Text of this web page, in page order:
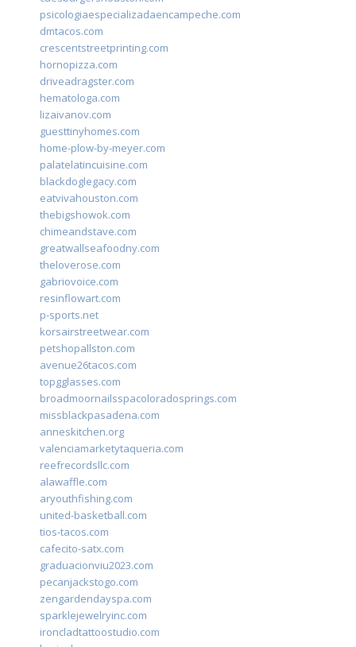
psicologiaespecializadaencampeche.com
dmtacos.com
crescentstreetprinting.com
hornopizza.com
driveadragster.com
hematologa.com
lizaivanov.com
guesttinyhomes.com
home-plow-by-meyer.com
palatelatincuisine.com
blackdoglegacy.com
eatvivahouston.com
thebigshowok.com
chimeandstave.com
greatwallseafoodny.com
theloverose.com
gabriovoice.com
resinflowart.com
p-sports.net
korsairstreetwear.com
petshopallston.com
avenue26tacos.com
topgglasses.com
broadmoornailsspacoloradosprings.com
missblackpasadena.com
anneskitchen.org
valenciamarketytaqueria.com
reefrecordsllc.com
alawaffle.com
aryouthfishing.com
united-basketball.com
tios-tacos.com
cafecito-satx.com
graduacionviu2023.com
pecanjackstogo.com
zengardendayspa.com
sparklejewelryinc.com
ironcladtattoostudio.com